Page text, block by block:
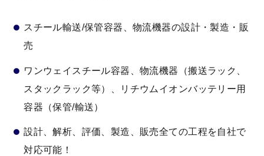
スチール輸送/保管容器、物流機器の設計・製造・販
売
ワンウェイスチール容器、物流機器（搬送ラック、
スタックラック等）、リチウムイオンバッテリー用
容器（保管/輸送）
設計、解析、評価、製造、販売全ての工程を自社で
対応可能！